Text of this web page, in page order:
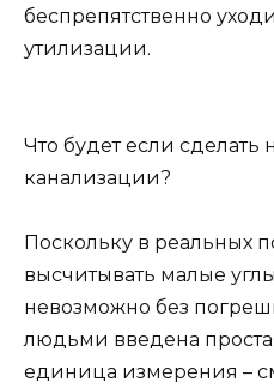
беспрепятственно
утилизации.
Что будет если
канализации?
Поскольку в реальных
высчитывать малые
невозможно без
людьми введена
единица измерения –